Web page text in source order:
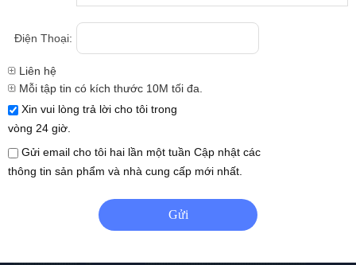
Điện Thoại:
Liên hệ
Mỗi tập tin có kích thước 10M tối đa.
Xin vui lòng trả lời cho tôi trong
vòng 24 giờ.
Gửi email cho tôi hai lần một tuần Cập nhật các
thông tin sản phẩm và nhà cung cấp mới nhất.